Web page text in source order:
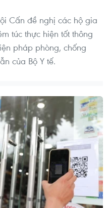
Cấn đề nghị các hộ gia
túc thực hiện tốt thông
pháp phòng, chống
của Bộ Y tế.